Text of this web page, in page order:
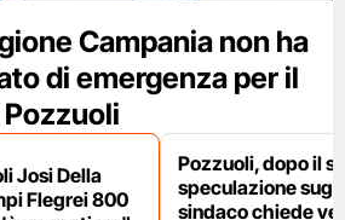
Campania non ha
di emergenza per il
Josi Della
Flegrei 800
Pozzuoli, dopo il
speculazione
sindaco chiede